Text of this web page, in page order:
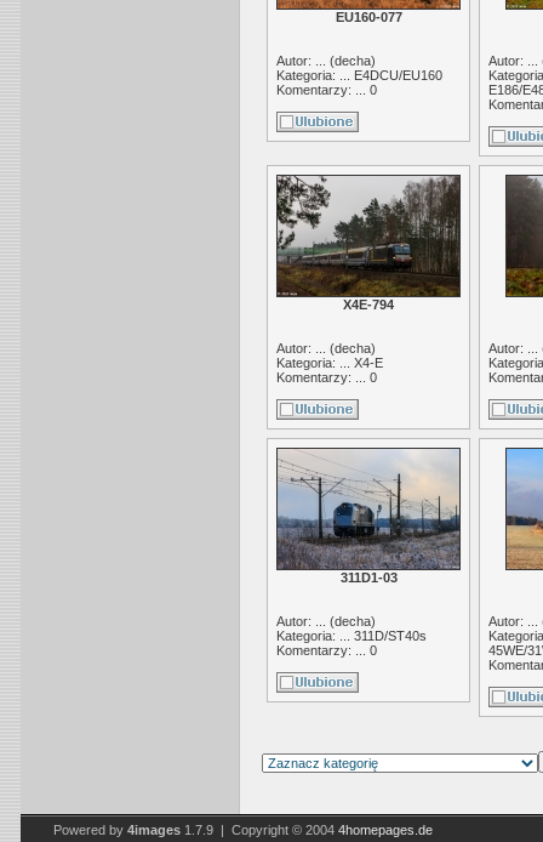
EU160-077
Autor: ... (decha)
Kategoria: ... E4DCU/EU160
Komentarzy: ... 0
Autor: ...
E186/
X4E-794
Autor: ... (decha)
Kategoria: ... X4-E
Komentarzy: ... 0
Autor: ...
311D1-03
Autor: ... (decha)
Kategoria: ... 311D/ST40s
Komentarzy: ... 0
Autor: ...
45WE/
Powered by 4images 1.7.9 | Copyright © 2004 4homepages.de